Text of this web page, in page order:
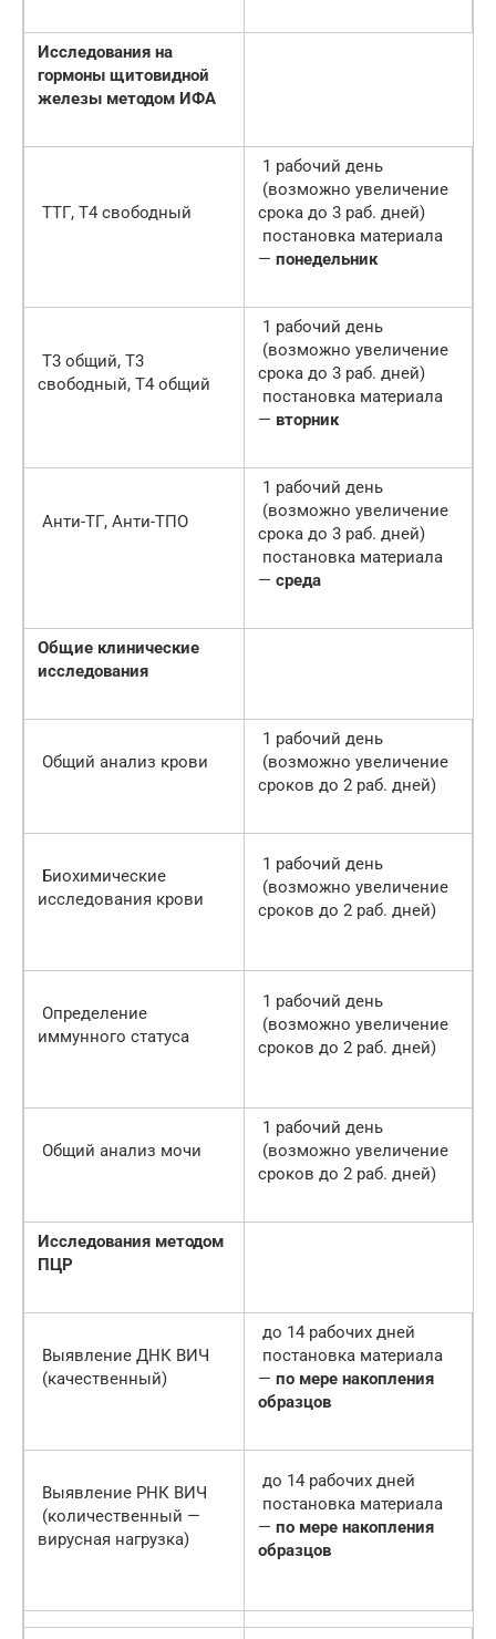
Исследования на
гормоны щитовидной
железы методом ИФА
ТТГ, Т4 свободный
1 рабочий день
(возможно увеличение
срока до 3 раб. дней)
постановка материала
— понедельник
Т3 общий, Т3
свободный, Т4 общий
1 рабочий день
(возможно увеличение
срока до 3 раб. дней)
постановка материала
— вторник
Анти-ТГ, Анти-ТПО
1 рабочий день
(возможно увеличение
срока до 3 раб. дней)
постановка материала
— среда
Общие клинические
исследования
Общий анализ крови
1 рабочий день
(возможно увеличение
сроков до 2 раб. дней)
Биохимические
исследования крови
1 рабочий день
(возможно увеличение
сроков до 2 раб. дней)
Определение
иммунного статуса
1 рабочий день
(возможно увеличение
сроков до 2 раб. дней)
Общий анализ мочи
1 рабочий день
(возможно увеличение
сроков до 2 раб. дней)
Исследования методом
ПЦР
Выявление ДНК ВИЧ
(качественный)
до 14 рабочих дней
постановка материала
— по мере накопления
образцов
Выявление РНК ВИЧ
(количественный —
вирусная нагрузка)
до 14 рабочих дней
постановка материала
— по мере накопления
образцов